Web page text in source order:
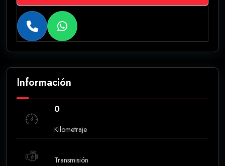
Información
0
Kilometraje
Transmisión